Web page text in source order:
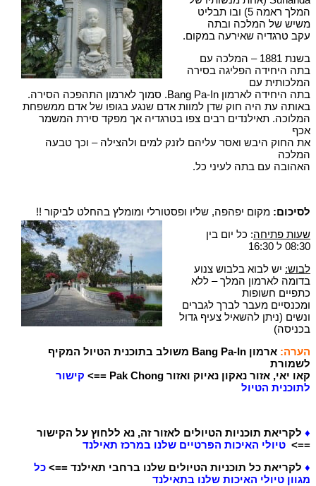
המלך ראמה 5) ובו תבליט
משיש של המלכה ובתה
עקב טרגדיה שאירעה במקום.
בשנת 1881 – המלכה עם
בתה היחידה הפליגה בסירה
המלכותית עם
בתה היחידה לארמון Bang Pa-In. סמוך לארמון התהפכה הסירה.
באותה עת היה חוק שדן למוות אדם שנגע בגופו של אדם ממשפחת
המלוכה. תאילנדים רבים צפו בטרגדיה אך מפקד סירת המשמר
אכף
את החוק היבש ואסר עליהם לזנק למים ולהצילה – וכך טבעה
המלכה
האהובה עם בתה לעיני כל.
לסיכום: מקום יפהפה, שליו ופסטורלי ומומלץ בהחלט לביקור !!
שעות פתיחה: כל יום בין
08:30 ל 16:30
לבוש: יש לבוא בלבוש צנוע
בדומה לארמון המלך – ללא
כתפיים חשופות
ומכנסיים מעבר לברך לגברים
ונשים (ניתן להשאיל צעיף גדול
בכניסה)
הערה:
ארמון Bang Pa-In משולב בתוכנית הטיול המקיף
לשמורת
קאו יאי, אזור נאקון נאיוק ואזור Pak Chong ==>
קישור
לתוכנית הטיול
♦ לקריאת תוכניות הטיולים לאזור זה, נא ללחוץ על הקישור
==> טיולי האיכות הפרטיים שלנו במרכז תאילנד
♦ לקריאת כל תוכניות הטיולים שלנו ברחבי תאילנד ==> כל
מגוון טיולי האיכות שלנו בתאילנד